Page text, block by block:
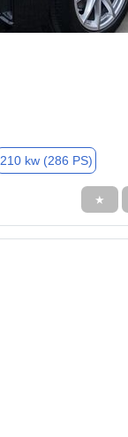
210 kw (286 PS)
★